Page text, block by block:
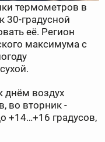
термометров в
30-градусной
её. Регион
максимума с
днём воздух
во вторник -
+14…+16 градусов,